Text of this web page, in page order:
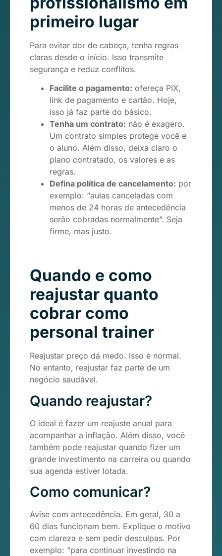
primeiro lugar
Para evitar dor de cabeça, tenha regras
claras desde o início. Isso transmite
segurança e reduz conflitos.
Facilite o pagamento: ofereça PIX,
link de pagamento e cartão. Hoje,
isso já faz parte do básico.
Tenha um contrato: não é exagero.
Um contrato simples protege você e
o aluno. Além disso, deixa claro o
plano contratado, os valores e as
regras.
Defina política de cancelamento: por
exemplo: “aulas canceladas com
menos de 24 horas de antecedência
serão cobradas normalmente”. Seja
firme, mas justo.
Quando e como
reajustar quanto
cobrar como
personal trainer
Reajustar preço dá medo. Isso é normal.
No entanto, reajustar faz parte de um
negócio saudável.
Quando reajustar?
O ideal é fazer um reajuste anual para
acompanhar a inflação. Além disso, você
também pode reajustar quando fizer um
grande investimento na carreira ou quando
sua agenda estiver lotada.
Como comunicar?
Avise com antecedência. Em geral, 30 a
60 dias funcionam bem. Explique o motivo
com clareza e sem pedir desculpas. Por
exemplo: “para continuar investindo na